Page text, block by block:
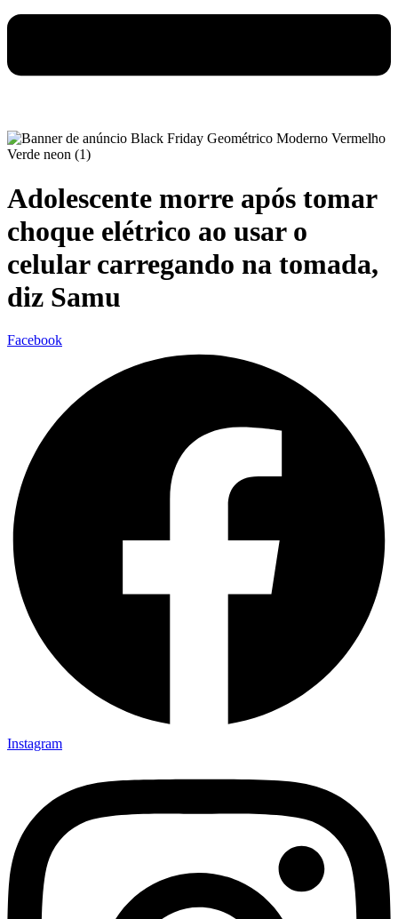
Adolescente morre após tomar
choque elétrico ao usar o
celular carregando na tomada,
diz Samu
Facebook
Instagram